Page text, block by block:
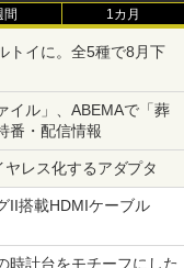
間 1カ月
トイに。全5種で8月下
イル」、ABEMAで「葬
番・配信情報
レス化するアダプタ
II搭載HDMIケーブル
時計台をモチーフにした